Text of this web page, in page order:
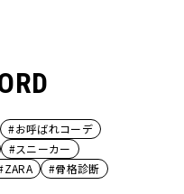
#お呼ばれコーデ
#スニーカー
#骨格診断